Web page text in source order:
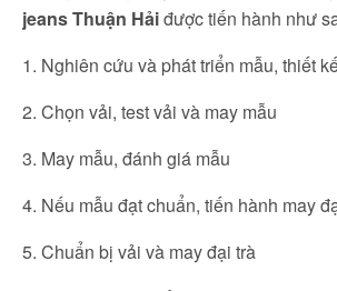
jeans Thuận Hảiđược tiến hành như
1. Nghiên cứu và phát triển mẫu, thiết
2. Chọn vải, test vải và may mẫu
3. May mẫu, đánh giá mẫu
4. Nếu mẫu đạt chuẩn, tiến hành may
5. Chuẩn bị vải và may đại trà